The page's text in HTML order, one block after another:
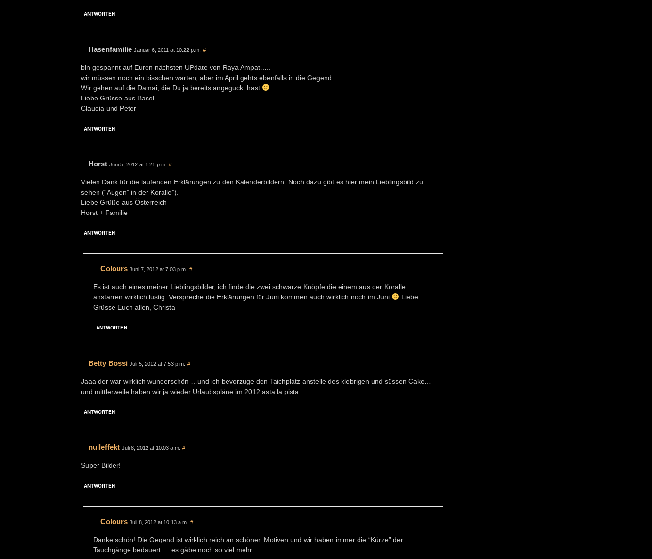
ANTWORTEN
Hasenfamilie Januar 6, 2011 at 10:22 p.m. #
bin gespannt auf Euren nächsten UPdate von Raya Ampat…..
wir müssen noch ein bisschen warten, aber im April gehts ebenfalls in die Gegend.
Wir gehen auf die Damai, die Du ja bereits angeguckt hast
Liebe Grüsse aus Basel
Claudia und Peter
ANTWORTEN
Horst Juni 5, 2012 at 1:21 p.m. #
Vielen Dank für die laufenden Erklärungen zu den Kalenderbildern. Noch dazu gibt es hier mein Lieblingsbild zu
sehen (“Augen” in der Koralle”).
Liebe Grüße aus Österreich
Horst + Familie
ANTWORTEN
Colours Juni 7, 2012 at 7:03 p.m. #
Es ist auch eines meiner Lieblingsbilder, ich finde die zwei schwarze Knöpfe die einem aus der Koralle
anstarren wirklich lustig. Verspreche die Erklärungen für Juni kommen auch wirklich noch im Juni
Liebe
Grüsse Euch allen, Christa
ANTWORTEN
Betty Bossi Juli 5, 2012 at 7:53 p.m. #
Jaaa der war wirklich wunderschön …und ich bevorzuge den Taichplatz anstelle des klebrigen und süssen Cake…
und mittlerweile haben wir ja wieder Urlaubspläne im 2012 asta la pista
ANTWORTEN
nulleffekt Juli 8, 2012 at 10:03 a.m. #
Super Bilder!
ANTWORTEN
Colours Juli 8, 2012 at 10:13 a.m. #
Danke schön! Die Gegend ist wirklich reich an schönen Motiven und wir haben immer die “Kürze” der
Tauchgänge bedauert … es gäbe noch so viel mehr …